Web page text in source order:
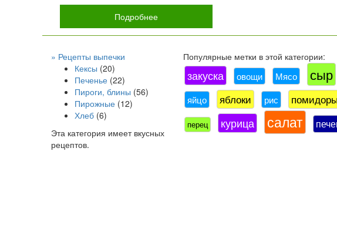
Подробнее
» Рецепты выпечки
Кексы (20)
Печенье (22)
Пироги, блины (56)
Пирожные (12)
Хлеб (6)
Эта категория имеет вкусных
рецептов.
Популярные метки в этой категории:
закуска овощи Мясо сыр
яйцо яблоки рис помидоры
перец курица салат